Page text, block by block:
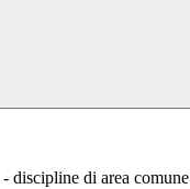
discipline di area comune